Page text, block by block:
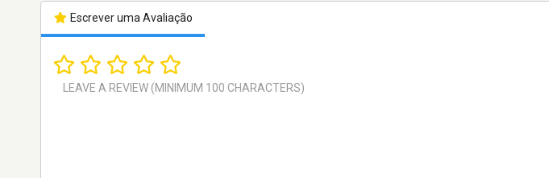
Escrever uma Avaliação